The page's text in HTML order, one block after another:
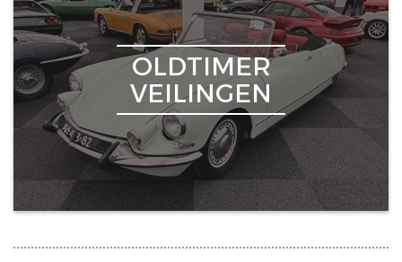
OLDTIMER
VEILINGEN